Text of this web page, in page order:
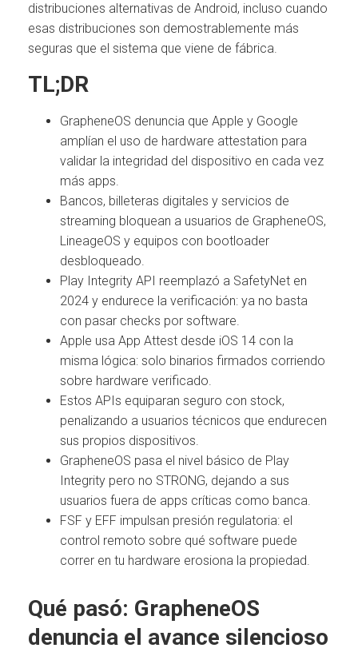
distribuciones alternativas de Android, incluso cuando
esas distribuciones son demostrablemente más
seguras que el sistema que viene de fábrica.
TL;DR
GrapheneOS denuncia que Apple y Google
amplían el uso de hardware attestation para
validar la integridad del dispositivo en cada vez
más apps.
Bancos, billeteras digitales y servicios de
streaming bloquean a usuarios de GrapheneOS,
LineageOS y equipos con bootloader
desbloqueado.
Play Integrity API reemplazó a SafetyNet en
2024 y endurece la verificación: ya no basta
con pasar checks por software.
Apple usa App Attest desde iOS 14 con la
misma lógica: solo binarios firmados corriendo
sobre hardware verificado.
Estos APIs equiparan seguro con stock,
penalizando a usuarios técnicos que endurecen
sus propios dispositivos.
GrapheneOS pasa el nivel básico de Play
Integrity pero no STRONG, dejando a sus
usuarios fuera de apps críticas como banca.
FSF y EFF impulsan presión regulatoria: el
control remoto sobre qué software puede
correr en tu hardware erosiona la propiedad.
Qué pasó: GrapheneOS
denuncia el avance silencioso